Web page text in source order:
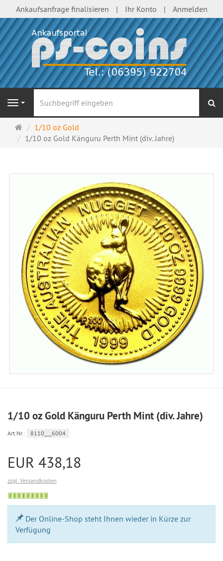
Ankaufsanfrage finalisieren Ihr Konto Anmelden
Navigation
Startseite
1/10 oz Gold
1/10 oz Gold Känguru Perth Mint (div. Jahre)
1/10 oz Gold Känguru Perth Mint (div. Jahre)
Art.Nr.: 8110___6004
EUR 438,18
zzgl. Versandkosten
möglich
Der Online-Shop steht Ihnen wieder in Kürze zur
Verfügung